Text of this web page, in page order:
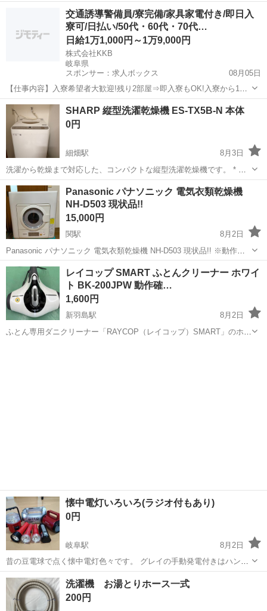
入しました USBコード用の電源タイプになります 取引場所はプロフィ
ールをご確認お願い致します
生活家電 デスク
交通誘導警備員/寮完備/家具家電付き/即日入
寮可/日払い/50代・60代・70代…
日給1万1,000円～1万9,000円
株式会社KKB
岐阜県
スポンサー：求人ボックス
08月05日
【仕事内容】入寮希望者大歓迎!残り2部屋⇒即入寮もOK!入寮から1ヶ
月間寮費無料 最大日給19,000円も可! <募集情報> 即入寮も可能です!
入寮希望者大歓迎 残り<3部屋>なのでご応募はお早めに! 入寮から1ヶ
月間は寮費も無...
アルバイト・パート
SHARP 縦型洗濯乾燥機 ES-TX5B-N 本体
0円
細畑駅
8月3日
洗濯から乾燥まで対応した、コンパクトな縦型洗濯乾燥機です。 * ブ
ランド: SHARP * モデル名: ES-TX8 * 洗濯・乾燥容量: 5.5kg * 機能:
WASH & DRY * カラー: ホワイト * サイズ:...
岐阜 岐阜市 生活家電 SHARP
Panasonic パナソニック 電気衣類乾燥機
NH-D503 現状品!!
15,000円
関駅
8月2日
Panasonic パナソニック 電気衣類乾燥機 NH-D503 現状品!! ※動作確
認済み 2017年製 中古品。 ※個人宅からの引き取り品になります。 ※
引っ越しにてっ必要なくなったとの事。 ※主観ですが、年...
岐阜 関市 関駅 生活家電
レイコップ SMART ふとんクリーナー ホワイ
ト BK-200JPW 動作確…
1,600円
新羽島駅
8月2日
ふとん専用ダニクリーナー「RAYCOP（レイコップ）SMART」のホワ
懐中電灯いろいろ(ラジオ付もあり)
0円
岐阜駅
8月2日
昔の豆電球で点く懐中電灯色々です。 グレイの手動発電付きはハンド
ルを回したら、ラジオからは音が出ました。 他にも赤のラジオ付、黒
のセンサー付の物もありますが、点灯も含め全て動作保証ありません
のでご承知おき下さい。 また各種電...
岐阜 岐阜市 岐阜駅 生活家電
洗濯機 お湯とりホース一式
200円